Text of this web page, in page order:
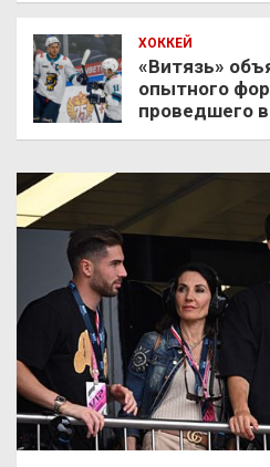
ХОККЕЙ
«Витязь»
опытного
проведшего